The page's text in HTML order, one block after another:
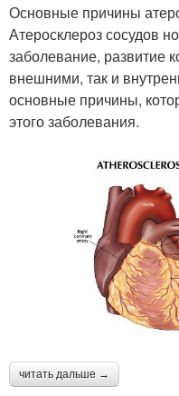
Основные причины
Атеросклероз сосудов
заболевание, развитие
внешними, так и
основные причины,
этого заболевания.
читать дальше →